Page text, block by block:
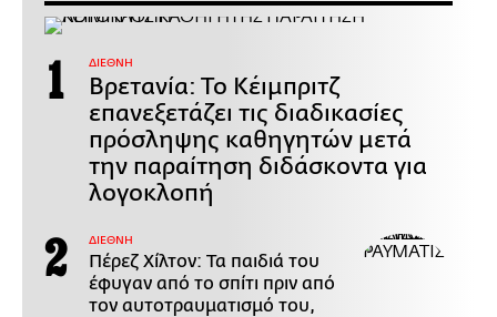
ΔΙΕΘΝΗ
Βρετανία: Το Κέιμπριτζ
επανεξετάζει τις διαδικασίες
πρόσληψης καθηγητών μετά
την παραίτηση διδάσκοντα για
λογοκλοπή
ΔΙΕΘΝΗ
Πέρεζ Χίλτον: Τα παιδιά του
έφυγαν από το σπίτι πριν από
τον αυτοτραυματισμό του,